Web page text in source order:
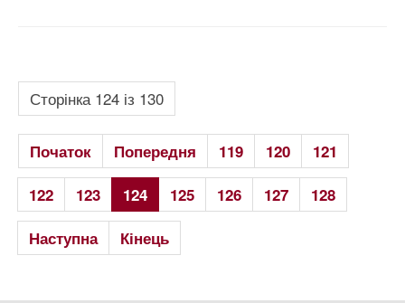
Сторінка 124 із 130
Початок Попередня 119 120
121
122
123 124 125 126 127
128
Наступна
Кінець